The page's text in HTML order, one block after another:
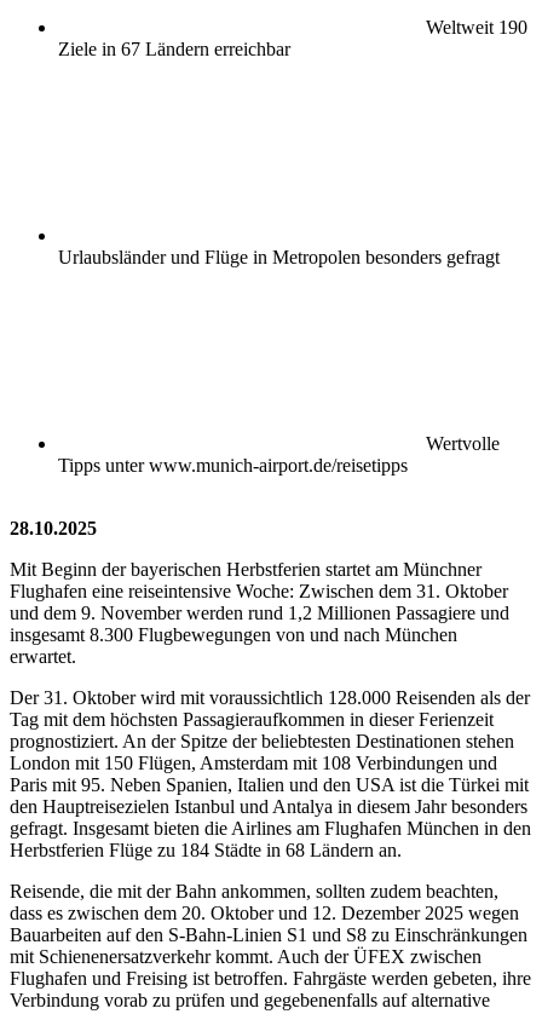
Weltweit 190
Ziele in 67 Ländern erreichbar
Urlaubsländer und Flüge in Metropolen besonders gefragt
Wertvolle
Tipps unter www.munich-airport.de/reisetipps
28.10.2025
Mit Beginn der bayerischen Herbstferien startet am Münchner
Flughafen eine reiseintensive Woche: Zwischen dem 31. Oktober
und dem 9. November werden rund 1,2 Millionen Passagiere und
insgesamt 8.300 Flugbewegungen von und nach München
erwartet.
Der 31. Oktober wird mit voraussichtlich 128.000 Reisenden als der
Tag mit dem höchsten Passagieraufkommen in dieser Ferienzeit
prognostiziert. An der Spitze der beliebtesten Destinationen stehen
London mit 150 Flügen, Amsterdam mit 108 Verbindungen und
Paris mit 95. Neben Spanien, Italien und den USA ist die Türkei mit
den Hauptreisezielen Istanbul und Antalya in diesem Jahr besonders
gefragt. Insgesamt bieten die Airlines am Flughafen München in den
Herbstferien Flüge zu 184 Städte in 68 Ländern an.
Reisende, die mit der Bahn ankommen, sollten zudem beachten,
dass es zwischen dem 20. Oktober und 12. Dezember 2025 wegen
Bauarbeiten auf den S-Bahn-Linien S1 und S8 zu Einschränkungen
mit Schienenersatzverkehr kommt. Auch der ÜFEX zwischen
Flughafen und Freising ist betroffen. Fahrgäste werden gebeten, ihre
Verbindung vorab zu prüfen und gegebenenfalls auf alternative